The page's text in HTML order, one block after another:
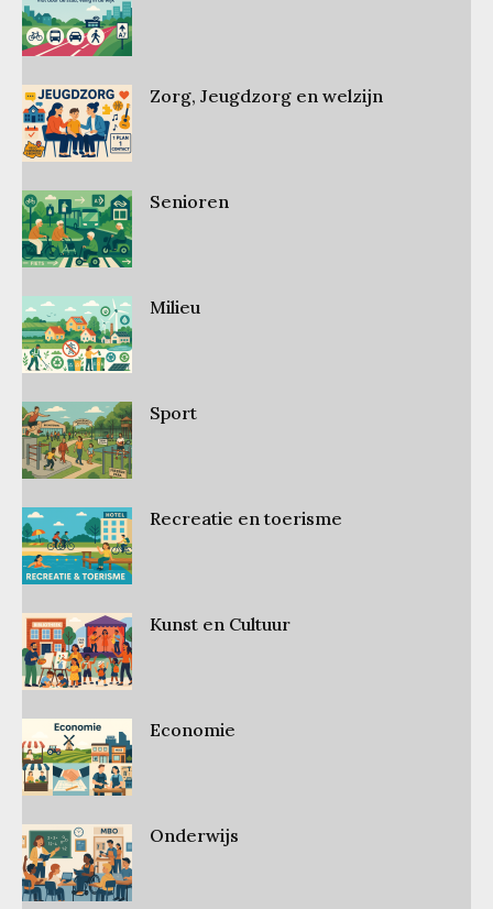
Zorg, Jeugdzorg en welzijn
Senioren
Milieu
Sport
Recreatie en toerisme
Kunst en Cultuur
Economie
Onderwijs